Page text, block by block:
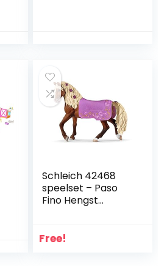
Schleich 42468
speelset – Paso
Fino Hengst
Free!